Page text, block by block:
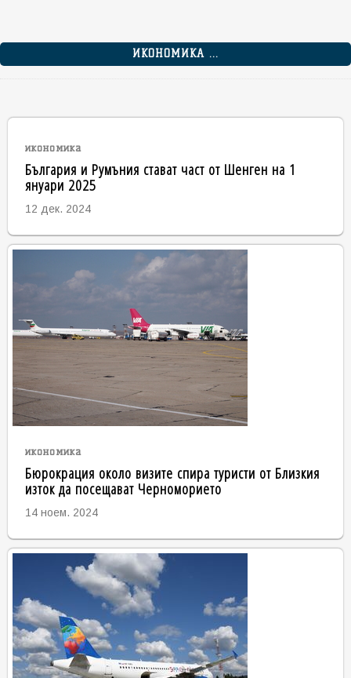
ИКОНОМИКА ...
икономика
България и Румъния стават част от Шенген на 1
януари 2025
12 дек. 2024
икономика
Бюрокрация около визите спира туристи от Близкия
изток да посещават Черноморието
14 ноем. 2024